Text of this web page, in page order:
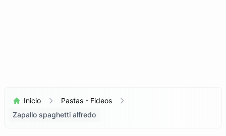
Inicio
Pastas - Fideos
Zapallo spaghetti alfredo